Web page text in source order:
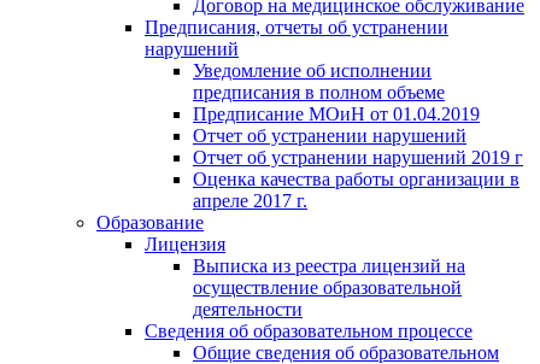
Договор на медицинское обслуживание
Предписания, отчеты об устранении
нарушений
Уведомление об исполнении
предписания в полном объеме
Предписание МОиН от 01.04.2019
Отчет об устранении нарушений
Отчет об устранении нарушений 2019 г
Оценка качества работы организации в
апреле 2017 г.
Образование
Лицензия
Выписка из реестра лицензий на
осуществление образовательной
деятельности
Сведения об образовательном процессе
Общие сведения об образовательном